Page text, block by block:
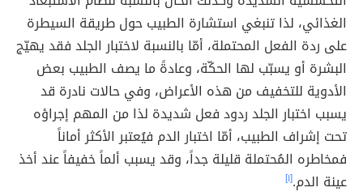
الغذائي، لذا تنبغي استشارة الطبيب حول طريقة السيطرة
على ردة الفعل المحتملة، أمّا بالنسبة لاختبار الجلد فقد يهيّج
البشرة أو يسبّب لها الحكّة، وعادةً ما يصف الطبيب بعض
الأدوية للتخفيف من هذه الأعراض، وفي حالات نادرة قد
يسبب اختبار الجلد ردود فعل شديدة لذا من المهم إجراؤه
تحت إشراف الطبيب، أمّا اختبار الدم فيُعتبر الأكثر أماناً
فمخاطره المُحتملة قليلة جداً، وقد يسبب ألماً خفيفاً عند أخذ
عينة الدم.[١]